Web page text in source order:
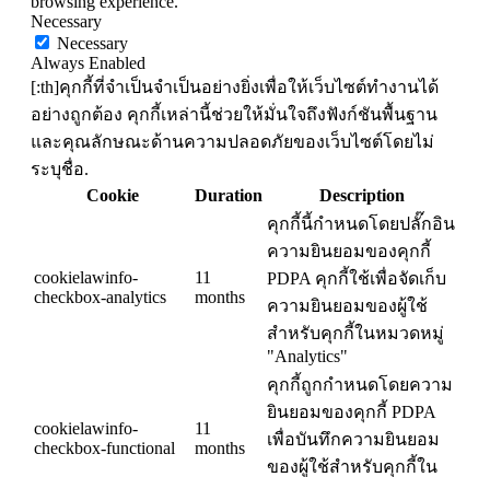
Necessary
Necessary
Always Enabled
[:th]คุกกี้ที่จำเป็นจำเป็นอย่างยิ่งเพื่อให้เว็บไซต์ทำงานได้
อย่างถูกต้อง คุกกี้เหล่านี้ช่วยให้มั่นใจถึงฟังก์ชันพื้นฐาน
และคุณลักษณะด้านความปลอดภัยของเว็บไซต์โดยไม่
ระบุชื่อ.
Cookie
Duration Description
cookielawinfo-
checkbox-analytics
11
months
คุกกี้นี้กำหนดโดยปลั๊กอิน
ความยินยอมของคุกกี้
PDPA คุกกี้ใช้เพื่อจัดเก็บ
ความยินยอมของผู้ใช้
สำหรับคุกกี้ในหมวดหมู่
"Analytics"
cookielawinfo-
checkbox-functional
11
months
คุกกี้ถูกกำหนดโดยความ
ยินยอมของคุกกี้ PDPA
เพื่อบันทึกความยินยอม
ของผู้ใช้สำหรับคุกกี้ใน